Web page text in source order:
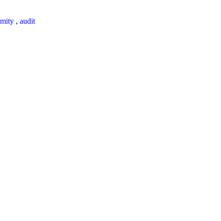
, audit